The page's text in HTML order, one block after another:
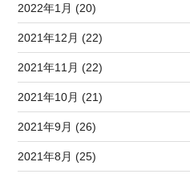
2022年1月 (20)
2021年12月 (22)
2021年11月 (22)
2021年10月 (21)
2021年9月 (26)
2021年8月 (25)